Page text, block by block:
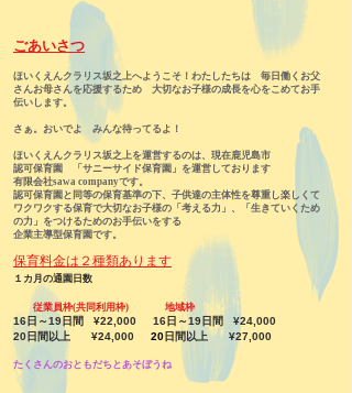
ごあいさつ
ほいくえんクラリス坂之上へようこそ！わたしたちは 毎日働くお父
さんお母さんを応援するため 大切なお子様の成長を心をこめてお手
伝いします。
さぁ。おいでよ みんな待ってるよ！
ほいくえんクラリス坂之上を運営するのは、現在鹿児島市
認可保育園 「サニーサイド保育園」を運営しております
有限会社sawa companyです。
認可保育園と同等の保育基準の下、子供達の主体性を尊重し楽しくて
ワクワクする保育で大切なお子様の「考える力」、「生きていくため
の力」をつけるためのお手伝いをする
企業主導型保育園です。​
保育料金は２種類あります
１カ月の通園日数
従業員枠(共同利用枠) 地域枠
16日～19日間 ¥22,000
16日～19日間 ¥24,000
20日間以上 ¥24,000
20日間以上 ¥27,000
たくさんのおともだちとあそぼうね